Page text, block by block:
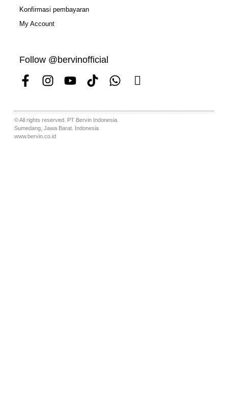
Konfirmasi pembayaran
My Account
Follow @bervinofficial
© All rights reserved. PT Bervin Indonesia.
Sumedang, Jawa Barat. Indonesia
www.bervin.co.id